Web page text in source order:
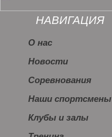
НАВИГАЦИЯ
О нас
Новости
Соревнования
Наши спортсмены
Клубы и залы